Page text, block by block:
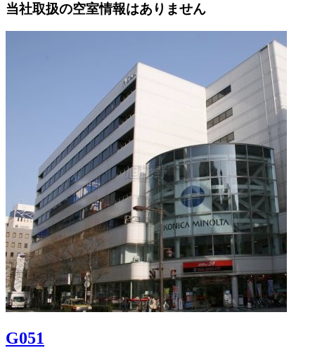
当社取扱の空室情報はありません
G051